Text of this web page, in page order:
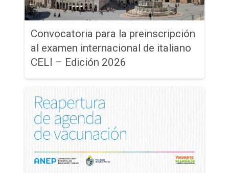
Convocatoria para la preinscripción
al examen internacional de italiano
CELI – Edición 2026